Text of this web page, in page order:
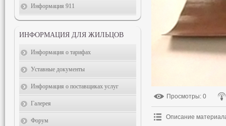
Просмотры: 0
Описание
Информация 911
ИНФОРМАЦИЯ ДЛЯ ЖИЛЬЦОВ
Информация о тарифах
Уставные документы
Информация о поставщиках услуг
Галерея
Форум